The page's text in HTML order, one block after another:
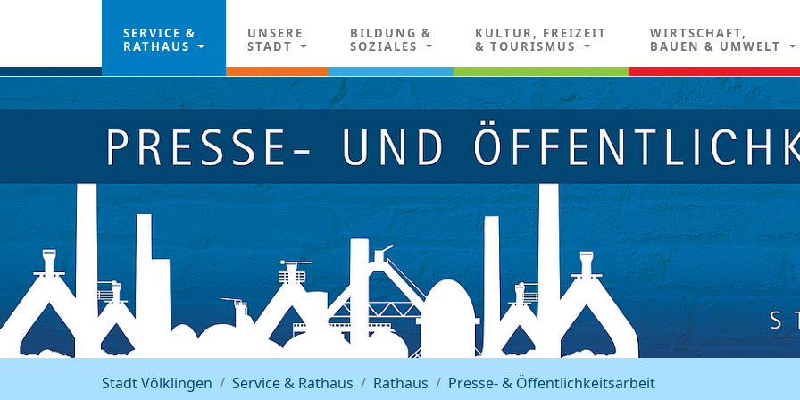
SERVICE &
RATHAUS
UNSERE
STADT
BILDUNG &
SOZIALES
KULTUR, FREIZEIT
& TOURISMUS
WIRTSCHAFT,
BAUEN & UMWELT
Stadt Völklingen Service & Rathaus Rathaus Presse- & Öffentlichkeitsarbeit